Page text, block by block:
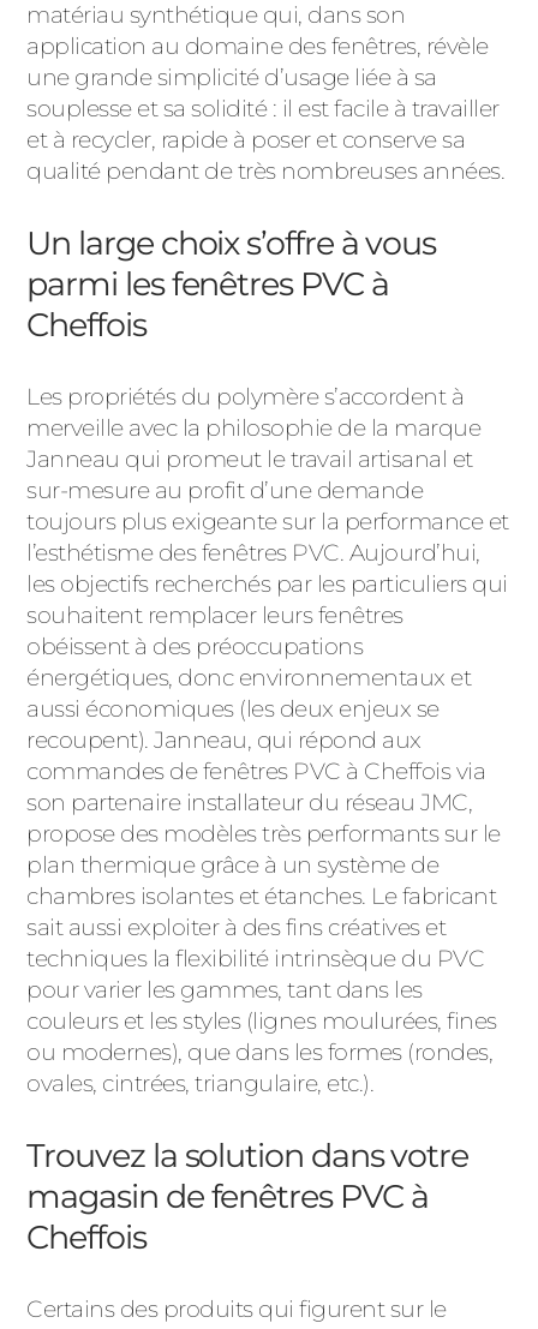
matériau synthétique qui, dans son
application au domaine des fenêtres, révèle
une grande simplicité d’usage liée à sa
souplesse et sa solidité : il est facile à travailler
et à recycler, rapide à poser et conserve sa
qualité pendant de très nombreuses années.
Un large choix s’offre à vous
parmi les fenêtres PVC à
Cheffois
Les propriétés du polymère s’accordent à
merveille avec la philosophie de la marque
Janneau qui promeut le travail artisanal et
sur-mesure au profit d’une demande
toujours plus exigeante sur la performance et
l’esthétisme des fenêtres PVC. Aujourd’hui,
les objectifs recherchés par les particuliers qui
souhaitent remplacer leurs fenêtres
obéissent à des préoccupations
énergétiques, donc environnementaux et
aussi économiques (les deux enjeux se
recoupent). Janneau, qui répond aux
commandes de fenêtres PVC à Cheffois via
son partenaire installateur du réseau JMC,
propose des modèles très performants sur le
plan thermique grâce à un système de
chambres isolantes et étanches. Le fabricant
sait aussi exploiter à des fins créatives et
techniques la flexibilité intrinsèque du PVC
pour varier les gammes, tant dans les
couleurs et les styles (lignes moulurées, fines
ou modernes), que dans les formes (rondes,
ovales, cintrées, triangulaire, etc.).
Trouvez la solution dans votre
magasin de fenêtres PVC à
Cheffois
Certains des produits qui figurent sur le
ALUMINIUM
ACIER